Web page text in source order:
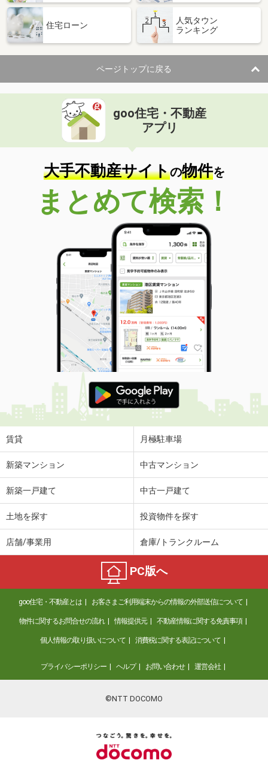
高知県高知市六泉寺町
1,390万円
住 所
高知県高知市六泉寺町
専有面積 99.87m²
間取り
4LDK
高知県高知市鴨部１丁目
価 格
住 所
高知県高知市鴨部１丁目
専有面積 70.76m²
間取り
3LDK
高知県高知市本町１丁目
価 格
400万円
高知県高知市本町１丁目
35.98m²
間取り
2DK
高知県高知市南久保
価 格
2,890万円
住 所
高知県高知市南久保
専有面積 71.76m²
間取り
3LDK
住宅ローン
人気タウン
ランキング
ページトップに戻る
goo住宅・不動産
アプリ
大手不動産サイトの物件を
まとめて検索！
賃貸 月極駐車場
新築マンション 中古マンション
新築一戸建て 中古一戸建て
土地を探す 投資物件を探す
店舗/事業用 倉庫/トランクルーム
PC版へ
goo住宅・不動産とは お客さまご利用端末からの情報の外部送信について
物件に関するお問合せの流れ 情報提供元 不動産情報に関する免責事項
個人情報の取り扱いについて 消費税に関する表記について
プライバシーポリシー ヘルプ お問い合わせ 運営会社
©NTT DOCOMO